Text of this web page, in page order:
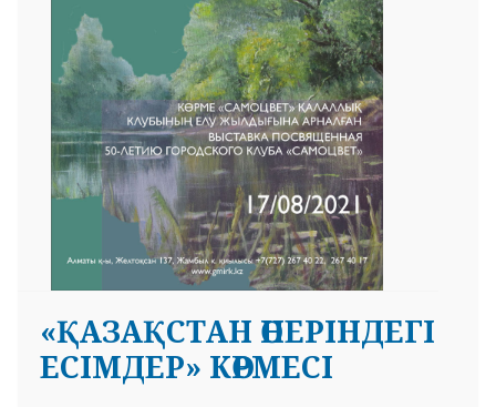
«ҚАЗАҚСТАН ӨНЕРІНДЕГІ
ЕСІМДЕР» КӨРМЕСІ